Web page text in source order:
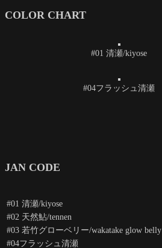
COLOR CHART
#01 清瀬/kiyose
#04フラッシュ清瀬
JAN CODE
#01 清瀬/kiyose
#02 天然鮎/tennen
#03 若竹グローベリー/wakatake glow belly
#04フラッシュ清瀬